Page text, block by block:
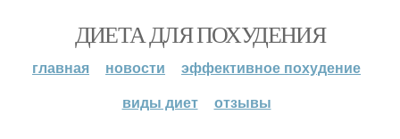
ДИЕТА ДЛЯ ПОХУДЕНИЯ
главная новости
эффективное похудение
виды диет
отзывы